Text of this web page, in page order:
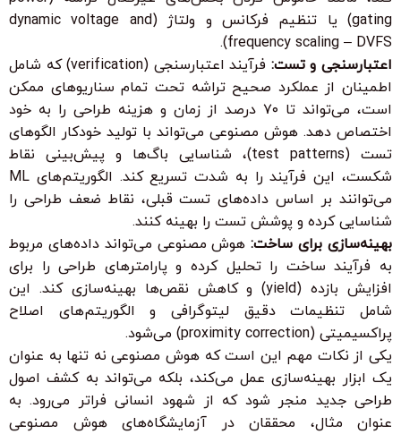
gating) یا تنظیم فرکانس و ولتاژ (dynamic voltage and
frequency scaling – DVFS).
اعتبارسنجی و تست:
فرآیند اعتبارسنجی (verification) که شامل
اطمینان از عملکرد صحیح تراشه تحت تمام سناریوهای ممکن
است، می‌تواند تا ۷۰ درصد از زمان و هزینه طراحی را به خود
اختصاص دهد. هوش مصنوعی می‌تواند با تولید خودکار الگوهای
تست (test patterns)، شناسایی باگ‌ها و پیش‌بینی نقاط
شکست، این فرآیند را به شدت تسریع کند. الگوریتم‌های ML
می‌توانند بر اساس داده‌های تست قبلی، نقاط ضعف طراحی را
شناسایی کرده و پوشش تست را بهینه کنند.
بهینه‌سازی برای ساخت:هوش مصنوعی می‌تواند داده‌های مربوط
به فرآیند ساخت را تحلیل کرده و پارامترهای طراحی را برای
افزایش بازده (yield) و کاهش نقص‌ها بهینه‌سازی کند. این
شامل تنظیمات دقیق لیتوگرافی و الگوریتم‌های اصلاح
پراکسیمیتی (proximity correction) می‌شود.
یکی از نکات مهم این است که هوش مصنوعی نه تنها به عنوان
یک ابزار بهینه‌سازی عمل می‌کند، بلکه می‌تواند به کشف اصول
طراحی جدید منجر شود که از شهود انسانی فراتر می‌رود. به
عنوان مثال، محققان در آزمایشگاه‌های هوش مصنوعی